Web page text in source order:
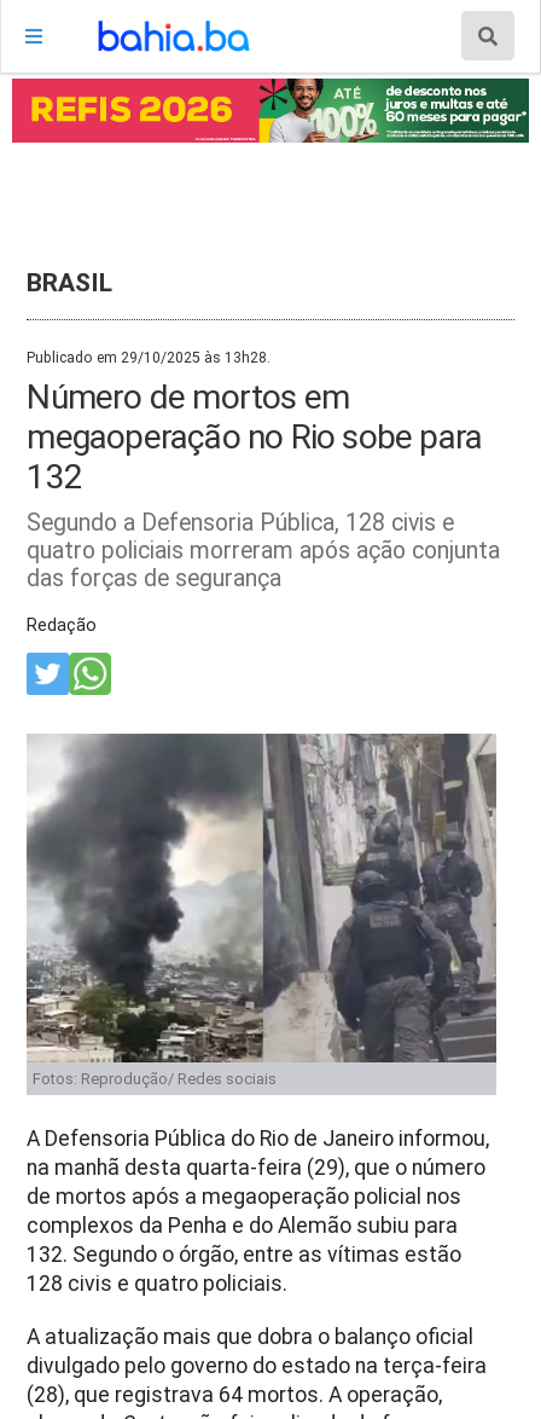
BRASIL
Publicado em 29/10/2025 às 13h28.
Número de mortos em
megaoperação no Rio sobe para
132
Segundo a Defensoria Pública, 128 civis e
quatro policiais morreram após ação conjunta
das forças de segurança
Redação
Fotos: Reprodução/ Redes sociais
A Defensoria Pública do Rio de Janeiro informou,
na manhã desta quarta-feira (29), que o número
de mortos após a megaoperação policial nos
complexos da Penha e do Alemão subiu para
132. Segundo o órgão, entre as vítimas estão
128 civis e quatro policiais.
A atualização mais que dobra o balanço oficial
divulgado pelo governo do estado na terça-feira
(28), que registrava 64 mortos. A operação,